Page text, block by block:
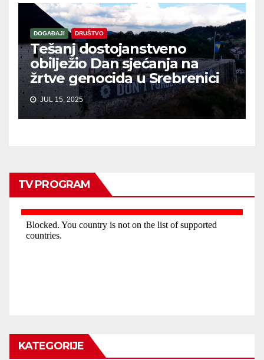
DOGAĐAJI DRUŠTVO
Tešanj dostojanstveno
obilježio Dan sjećanja na
žrtve genocida u Srebrenici
JUL 15, 2025
TV PROGRAM
KATEGORIJE